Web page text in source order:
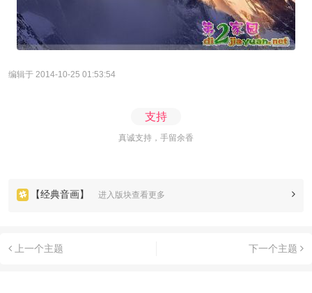
编辑于 2014-10-25 01:53:54
支持
真诚支持，手留余香
【经典音画】 进入版块查看更多
上一个主题 下一个主题